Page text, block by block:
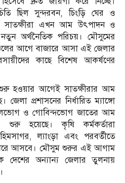
ছিল সুন্দরবন, চিংড়ি ঘের ও
সাতক্ষীরা এখন আম উৎপাদন ও
অর্থনৈতিক পরিচয়। মৌসুমের
আগে বাজারে আসা এই জেলার
কাছে বিশেষ আকর্ষণের
হওয়ার আগেই সাতক্ষীরার আম
প্রশাসনের নির্ধারিত ম্যাঙ্গো
ও গোবিন্দভোগ জাতের আম
শুরু হয়েছে। কৃষি কর্মকর্তারা
ল্যাংড়া এবং পরবর্তীতে
আসবে। মৌসুম শুরুর এই আগাম
দেশের অন্যান্য জেলার তুলনায়